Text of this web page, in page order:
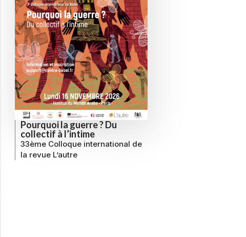
Pourquoi la guerre ? Du
collectif à l’intime
33ème Colloque international de
la revue L’autre